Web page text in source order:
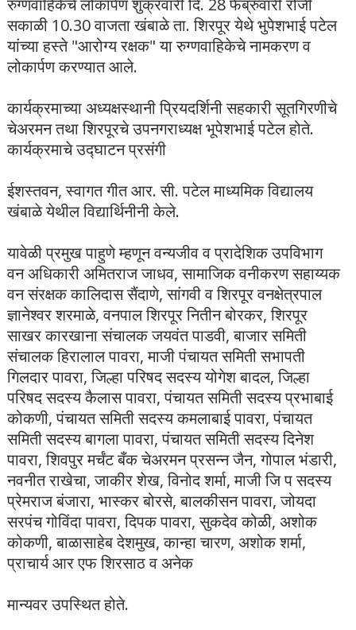
रुग्णवाहिकेचे लोकार्पण शुक्रवारी दि. 28 फेब्रुवारी रोजी
सकाळी 10.30 वाजता खंबाळे ता. शिरपूर येथे भुपेशभाई पटेल
यांच्या हस्ते "आरोग्य रक्षक" या रुग्णवाहिकेचे नामकरण व
लोकार्पण करण्यात आले.
कार्यक्रमाच्या अध्यक्षस्थानी प्रियदर्शिनी सहकारी सूतगिरणीचे
चेअरमन तथा शिरपूरचे उपनगराध्यक्ष भूपेशभाई पटेल होते.
कार्यक्रमाचे उद्घाटन प्रसंगी
ईशस्तवन, स्वागत गीत आर. सी. पटेल माध्यमिक विद्यालय
खंबाळे येथील विद्यार्थिनीनी केले.
यावेळी प्रमुख पाहुणे म्हणून वन्यजीव व प्रादेशिक उपविभाग
वन अधिकारी अमितराज जाधव, सामाजिक वनीकरण सहाय्यक
वन संरक्षक कालिदास सैंदाणे, सांगवी व शिरपूर वनक्षेत्रपाल
ज्ञानेश्वर शरमाळे, वनपाल शिरपूर नितीन बोरकर, शिरपूर
साखर कारखाना संचालक जयवंत पाडवी, बाजार समिती
संचालक हिरालाल पावरा, माजी पंचायत समिती सभापती
गिलदार पावरा, जिल्हा परिषद सदस्य योगेश बादल, जिल्हा
परिषद सदस्य कैलास पावरा, पंचायत समिती सदस्य प्रभाबाई
कोकणी, पंचायत समिती सदस्य कमलाबाई पावरा, पंचायत
समिती सदस्य बागला पावरा, पंचायत समिती सदस्य दिनेश
पावरा, शिवपुर मर्चंट बँक चेअरमन प्रसन्न जैन, गोपाल भंडारी,
नवनीत राखेचा, जाकीर शेख, विनोद शर्मा, माजी जि प सदस्य
प्रेमराज बंजारा, भास्कर बोरसे, बालकीसन पावरा, जोयदा
सरपंच गोविंदा पावरा, दिपक पावरा, सुकदेव कोळी, अशोक
कोकणी, बाळासाहेब देशमुख, कान्हा चारण, अशोक शर्मा,
प्राचार्य आर एफ शिरसाठ व अनेक
मान्यवर उपस्थित होते.